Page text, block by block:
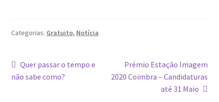
Categorias: Gratuito, Notícia
Navegação
de
Artigo
anterior:
Quer passar o tempo e
não sabe como?
Artigo
seguinte:
Prémio Estação Imagem
2020 Coimbra – Candidaturas
até 31 Maio